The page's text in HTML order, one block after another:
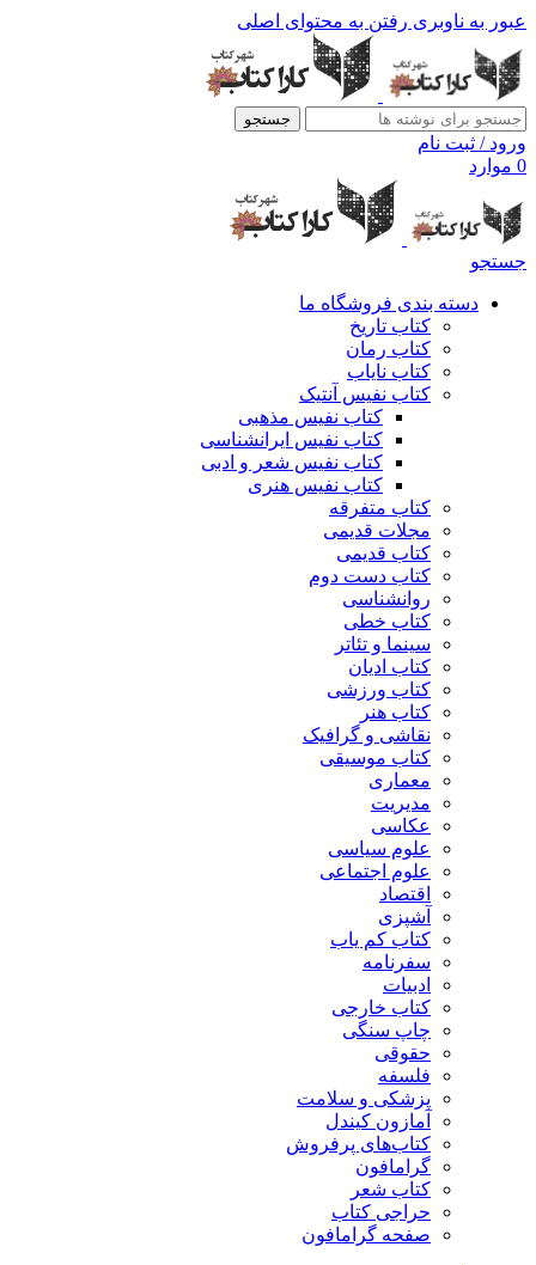
عبور به ناوبری رفتن به محتوای اصلی
جستجو
ورود / ثبت نام
0 موارد
جستجو
دسته بندی فروشگاه ما
کتاب تاریخ
کتاب رمان
کتاب نایاب
کتاب نفیس آنتیک
کتاب نفیس مذهبی
کتاب نفیس ایرانشناسی
کتاب نفیس شعر و ادبی
کتاب نفیس هنری
کتاب متفرقه
مجلات قدیمی
کتاب قدیمی
کتاب دست دوم
روانشناسی
کتاب خطی
سینما و تئاتر
کتاب ادیان
کتاب ورزشی
کتاب هنر
نقاشی و گرافیک
کتاب موسیقی
معماری
مدیریت
عکاسی
علوم سیاسی
علوم اجتماعی
اقتصاد
آشپزی
کتاب کم یاب
سفرنامه
ادبیات
کتاب خارجی
چاپ سنگی
حقوقی
فلسفه
پزشکی و سلامت
آمازون کیندل
کتاب‌های پرفروش
گرامافون
کتاب شعر
حراجی کتاب
صفحه گرامافون